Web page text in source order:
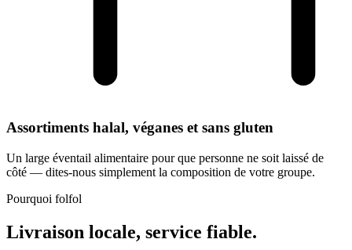
Assortiments halal, véganes et sans gluten
Un large éventail alimentaire pour que personne ne soit laissé de
côté — dites-nous simplement la composition de votre groupe.
Pourquoi folfol
Livraison locale, service fiable.